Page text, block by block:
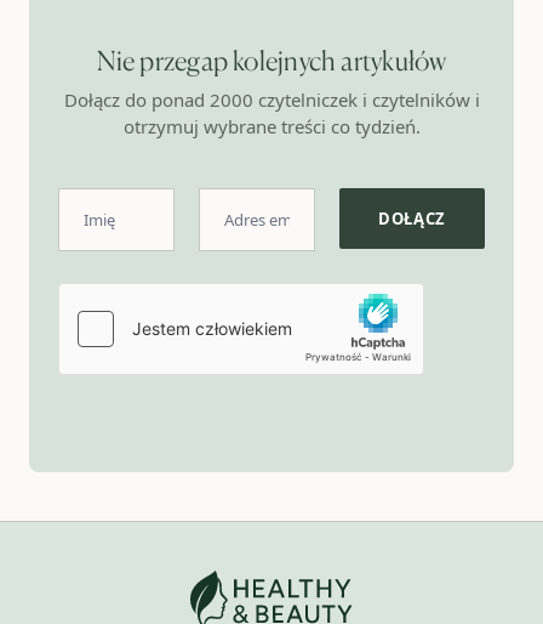
Nie przegap kolejnych artykułów
Dołącz do ponad 2000 czytelniczek i czytelników i
otrzymuj wybrane treści co tydzień.